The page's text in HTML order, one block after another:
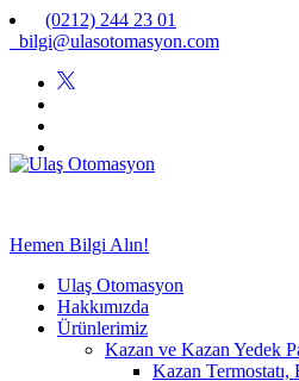
(0212) 244 23 01
bilgi@ulasotomasyon.com
Hemen Bilgi Alın!
Ulaş Otomasyon
Hakkımızda
Ürünlerimiz
Kazan ve Kazan Yedek
Kazan Termostatı,